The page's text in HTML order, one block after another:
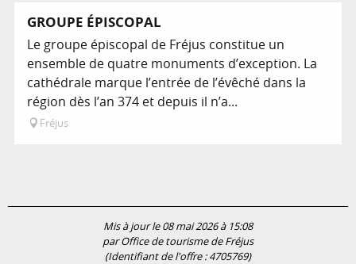
En lien avec
GROUPE ÉPISCOPAL
Le groupe épiscopal de Fréjus constitue un
ensemble de quatre monuments d’exception. La
cathédrale marque l’entrée de l’évêché dans la
région dès l’an 374 et depuis il n’a...
Fréjus
Mis à jour le 08 mai 2026 à 15:08
par Office de tourisme de Fréjus
(Identifiant de l'offre :4705769)